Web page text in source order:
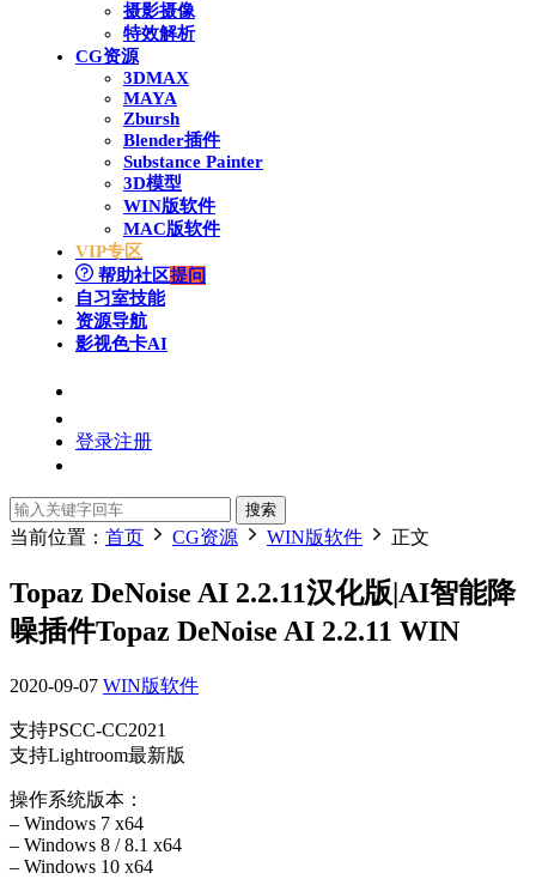
摄影摄像
特效解析
CG资源
3DMAX
MAYA
Zbursh
Blender插件
Substance Painter
3D模型
WIN版软件
MAC版软件
VIP专区
帮助社区提问
自习室技能
资源导航
影视色卡AI
登录注册
搜索
当前位置： 首页 CG资源 WIN版软件 正文
Topaz DeNoise AI 2.2.11汉化版|AI智能降
噪插件Topaz DeNoise AI 2.2.11 WIN
2020-09-07 WIN版软件
支持PSCC-CC2021
支持Lightroom最新版
操作系统版本：
– Windows 7 x64
– Windows 8 / 8.1 x64
– Windows 10 x64